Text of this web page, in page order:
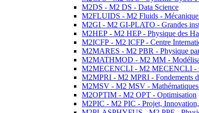
M2DS - M2 DS - Data Science
M2FLUIDS - M2 Fluids - Mécanique
M2GI - M2 GI-PLATO - Grandes
M2HEP - M2 HEP - Physique des
M2ICFP - M2 ICFP - Centre
M2MARES - M2 PBR - Physique
M2MATHMOD - M2 MM -
M2MECENCLI - M2 MECENCLI -
M2MPRI - M2 MPRI - Fondements
M2MSV - M2 MSV -
M2OPTIM - M2 OPT - Optimisation
M2PIC - M2 PIC - Projet,